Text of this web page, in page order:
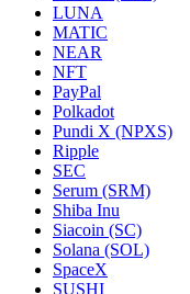
LUNA
MATIC
NEAR
NFT
PayPal
Polkadot
Pundi X (NPXS)
Ripple
SEC
Serum (SRM)
Shiba Inu
Siacoin (SC)
Solana (SOL)
SpaceX
SUSHI